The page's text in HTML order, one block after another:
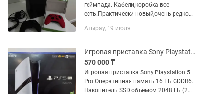
геймпада. Кабели,коробка все
есть.Практически новый,очень редко
Атырау, 19 июля
Игровая приставка Sony Playstation 5 Pro
570 000 ₸
Игровая приставка Sony Playstation 5
Pro.Оперативная память 16 ГБ GDDR6.
Накопитель SSD объёмом 2048 ГБ (2